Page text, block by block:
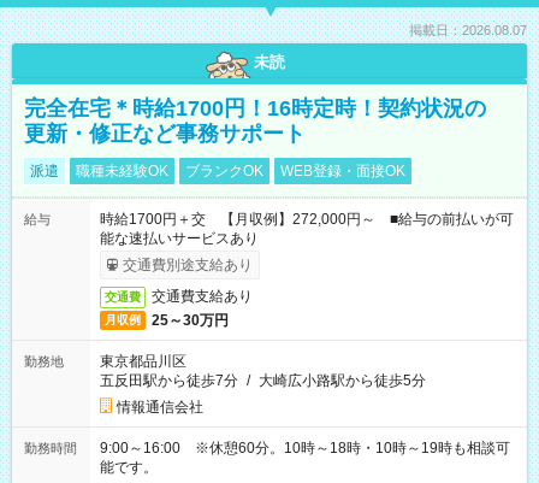
掲載日：2026.08.07
未読
完全在宅＊時給1700円！16時定時！契約状況の
更新・修正など事務サポート
派遣 職種未経験OK ブランクOK WEB登録・面接OK
給与
時給1700円＋交 【月収例】272,000円～ ■給与の前払いが可
能な速払いサービスあり
交通費別途支給あり
交通費 交通費支給あり
月収例 25～30万円
勤務地
東京都品川区
五反田駅から徒歩7分 / 大崎広小路駅から徒歩5分
情報通信会社
勤務時間
9:00～16:00 ※休憩60分。10時～18時・10時～19時も相談可
能です。